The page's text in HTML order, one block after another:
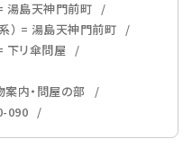
湯島天神門前町
） = 湯島天神門前町
下リ傘問屋
内・問屋の部
090